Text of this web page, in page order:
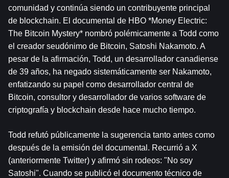
comunidad y continúa siendo un contribuyente principal
de blockchain. El documental de HBO *Money Electric:
The Bitcoin Mystery* nombró polémicamente a Todd como
el creador seudónimo de Bitcoin, Satoshi Nakamoto. A
pesar de la afirmación, Todd, un desarrollador canadiense
de 39 años, ha negado sistemáticamente ser Nakamoto,
enfatizando su papel como desarrollador central de
Bitcoin, consultor y desarrollador de varios software de
criptografía y blockchain desde hace mucho tiempo.
Todd refutó públicamente la sugerencia tanto antes como
después de la emisión del documental. Recurrió a X
(anteriormente Twitter) y afirmó sin rodeos: "No soy
Satoshi". Cuando se publicó el documento técnico de